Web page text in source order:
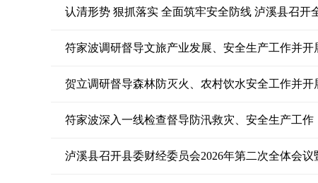
认清形势 狠抓落实 全面筑牢安全防线 泸溪县召
符家波调研督导文旅产业发展、安全生产工作并开
贺立调研督导森林防灭火、农村饮水安全工作并开
符家波深入一线检查督导防汛救灾、安全生产工作
泸溪县召开县委财经委员会2026年第二次全体会